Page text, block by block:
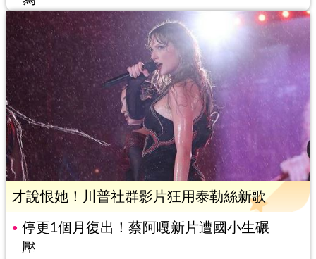
才說恨她！川普社群影片狂用泰勒絲新歌
停更1個月復出！蔡阿嘎新片遭國小生碾
壓